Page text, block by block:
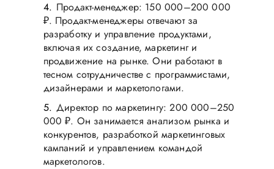
Продакт-менеджер: 150 000–200 000
₽. Продакт-менеджеры отвечают за
разработку и управление продуктами,
включая их создание, маркетинг и
продвижение на рынке. Они работают в
тесном сотрудничестве с программистами,
дизайнерами и маркетологами.
Директор по маркетингу: 200 000–250
000 ₽. Он занимается анализом рынка и
конкурентов, разработкой маркетинговых
кампаний и управлением командой
маркетологов.